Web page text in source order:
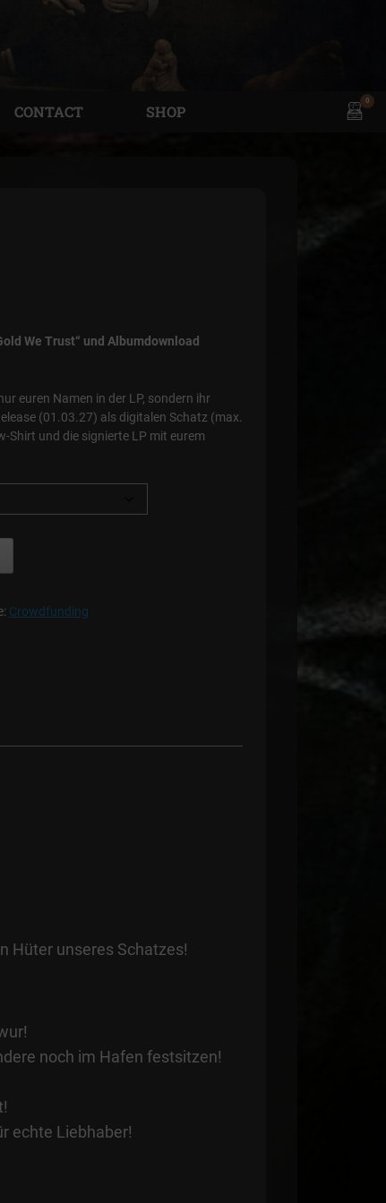
CONTACT SHOP
View
0
We Trust“ und Albumdownload
euren Namen in der LP, sondern ihr
(01.03.27) als digitalen Schatz (max.
Shirt und die signierte LP mit eurem
Crowdfunding
Hüter unseres Schatzes!
noch im Hafen festsitzen!
echte Liebhaber!